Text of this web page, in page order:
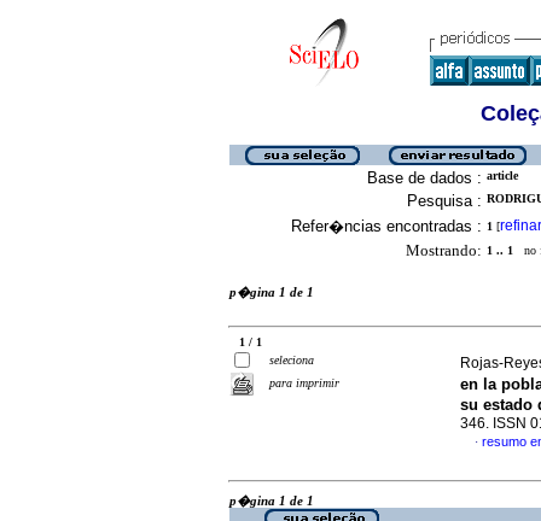
Base de dados : article
Pesquisa :
Refer�ncias encontradas : 1 [refinar
Mostrando: 1 .. 1 no
p�gina 1 de 1
1 / 1
seleciona
para imprimir
Rojas-
en la
su estado
346. ISSN
· resumo
p�gina 1 de 1